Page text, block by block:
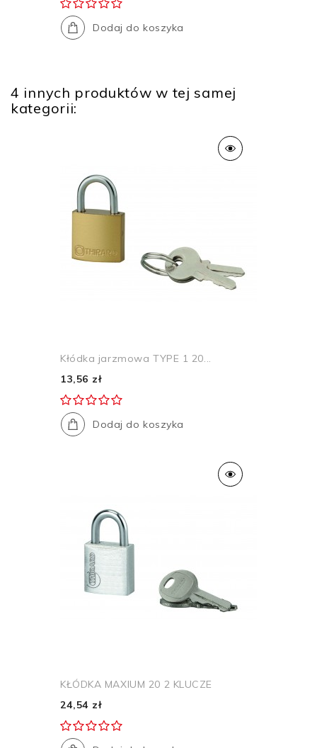
Dodaj do koszyka
4 innych produktów w tej samej
kategorii:
Kłódka jarzmowa TYPE 1 20...
13,56 zł
Dodaj do koszyka
KŁÓDKA MAXIUM 20 2 KLUCZE
24,54 zł